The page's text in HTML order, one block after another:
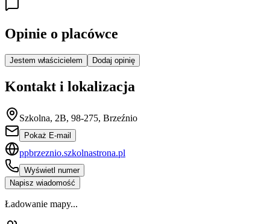
Opinie o placówce
Jestem właścicielem Dodaj opinię
Kontakt i lokalizacja
Szkolna, 2B, 98-275, Brzeźnio
Pokaż E-mail
ppbrzeznio.szkolnastrona.pl
Wyświetl numer
Napisz wiadomość
Ładowanie mapy...